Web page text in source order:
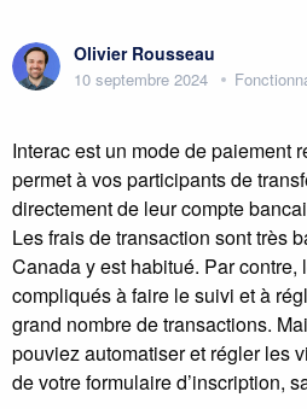
Olivier Rousseau
10 septembre 2024
Interac est un mode de paiement
permet à vos participants de
directement de leur compte
Les frais de transaction sont très
Canada y est habitué. Par contre,
compliqués à faire le suivi et à
grand nombre de transactions.
pouviez automatiser et régler les
de votre formulaire d’inscription,